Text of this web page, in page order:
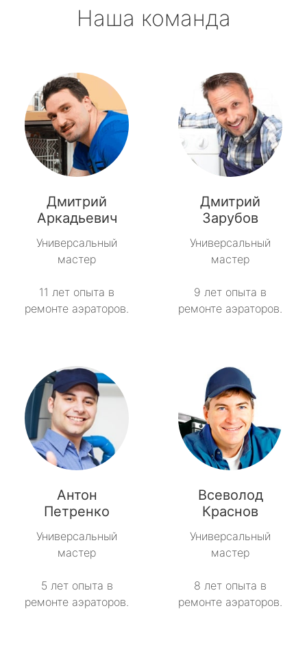
Наша команда
Дмитрий
Аркадьевич
Универсальный
мастер
11 лет опыта в
ремонте аэраторов.
Дмитрий
Зарубов
Универсальный
мастер
9 лет опыта в
ремонте аэраторов.
Антон
Петренко
Универсальный
мастер
5 лет опыта в
ремонте аэраторов.
Всеволод
Краснов
Универсальный
мастер
8 лет опыта в
ремонте аэраторов.